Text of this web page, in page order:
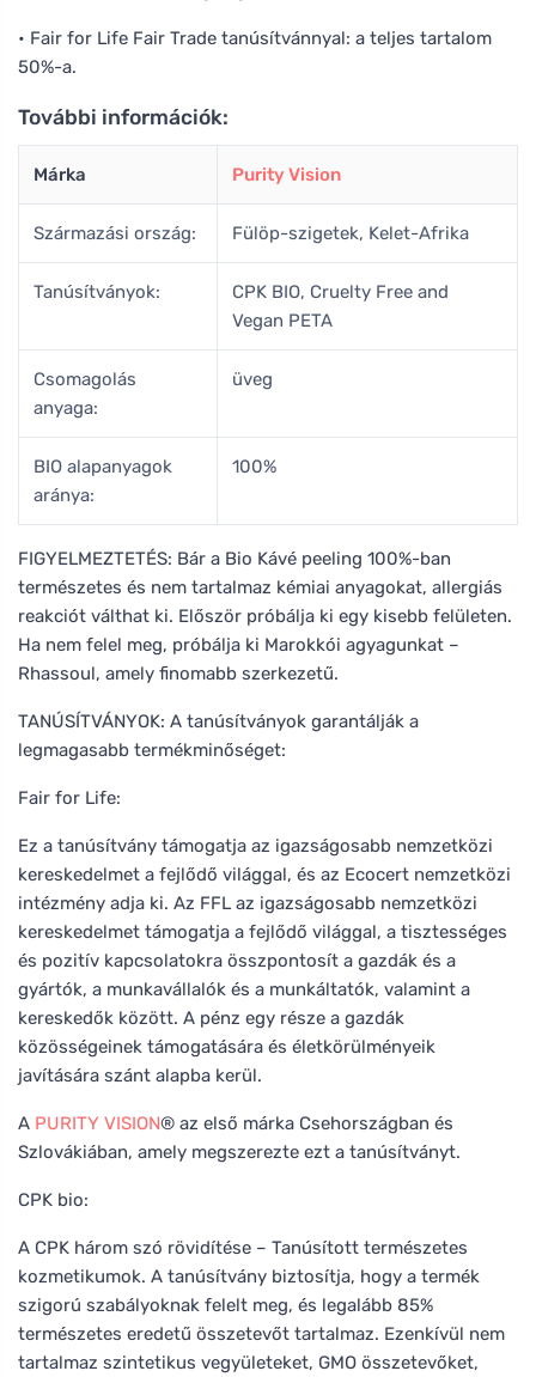
• Fair for Life Fair Trade tanúsítvánnyal: a teljes tartalom
50%-a.
További információk:
Márka Purity Vision
Származási ország: Fülöp-szigetek, Kelet-Afrika
Tanúsítványok:
CPK BIO, Cruelty Free and
Vegan PETA
Csomagolás
anyaga:
üveg
BIO alapanyagok
aránya:
100%
FIGYELMEZTETÉS: Bár a Bio Kávé peeling 100%-ban
természetes és nem tartalmaz kémiai anyagokat, allergiás
reakciót válthat ki. Először próbálja ki egy kisebb felületen.
Ha nem felel meg, próbálja ki Marokkói agyagunkat –
Rhassoul, amely finomabb szerkezetű.
TANÚSÍTVÁNYOK: A tanúsítványok garantálják a
legmagasabb termékminőséget:
Fair for Life:
Ez a tanúsítvány támogatja az igazságosabb nemzetközi
kereskedelmet a fejlődő világgal, és az Ecocert nemzetközi
intézmény adja ki. Az FFL az igazságosabb nemzetközi
kereskedelmet támogatja a fejlődő világgal, a tisztességes
és pozitív kapcsolatokra összpontosít a gazdák és a
gyártók, a munkavállalók és a munkáltatók, valamint a
kereskedők között. A pénz egy része a gazdák
közösségeinek támogatására és életkörülményeik
javítására szánt alapba kerül.
A PURITY VISION® az első márka Csehországban és
Szlovákiában, amely megszerezte ezt a tanúsítványt.
CPK bio:
A CPK három szó rövidítése – Tanúsított természetes
kozmetikumok. A tanúsítvány biztosítja, hogy a termék
szigorú szabályoknak felelt meg, és legalább 85%
természetes eredetű összetevőt tartalmaz. Ezenkívül nem
tartalmaz szintetikus vegyületeket, GMO összetevőket,